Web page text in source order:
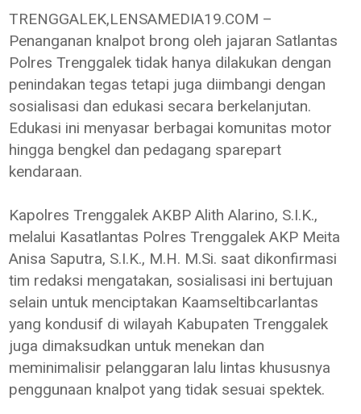
TRENGGALEK,LENSAMEDIA19.COM –
Penanganan knalpot brong oleh jajaran Satlantas
Polres Trenggalek tidak hanya dilakukan dengan
penindakan tegas tetapi juga diimbangi dengan
sosialisasi dan edukasi secara berkelanjutan.
Edukasi ini menyasar berbagai komunitas motor
hingga bengkel dan pedagang sparepart
kendaraan.
Kapolres Trenggalek AKBP Alith Alarino, S.I.K.,
melalui Kasatlantas Polres Trenggalek AKP Meita
Anisa Saputra, S.I.K., M.H. M.Si. saat dikonfirmasi
tim redaksi mengatakan, sosialisasi ini bertujuan
selain untuk menciptakan Kaamseltibcarlantas
yang kondusif di wilayah Kabupaten Trenggalek
juga dimaksudkan untuk menekan dan
meminimalisir pelanggaran lalu lintas khususnya
penggunaan knalpot yang tidak sesuai spektek.